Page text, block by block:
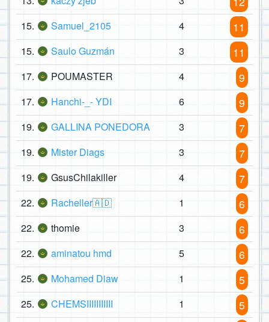
15. Samuel_2105 4 11
15. Saulo Guzmán 3 11
17. POUMASTER 4 9
17. Hanchi-_- YDI 6 9
19. GALLINA PONEDORA 3 7
19. Mister Diags 3 7
19. GsusChilakiller 4 7
22. Racheller🇦🇩 1 6
22. thomie 3 6
22. aminatou hmd 5 6
25. Mohamed Diaw 1 5
25. CHEMSIIIIIIIIIII 1 5